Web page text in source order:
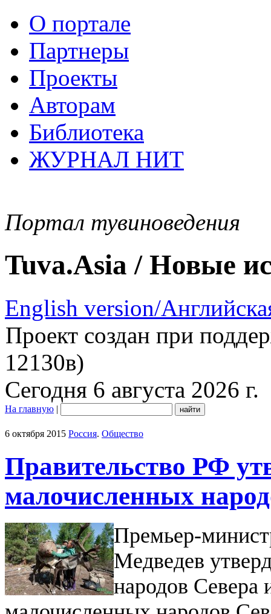
О портале
Партнеры
Проекты
Авторам
Библиотека
ЖУРНАЛ НИТ
Портал тувиноведения
Tuva.Asia / Новые
English version/
Проект создан при
12130в)
Сегодня 6 августа 2026 г.
На главную |
6 октября 2015 Россия. Общество
Правительство РФ
малочисленных
Премьер-
Медведев
народов Севера